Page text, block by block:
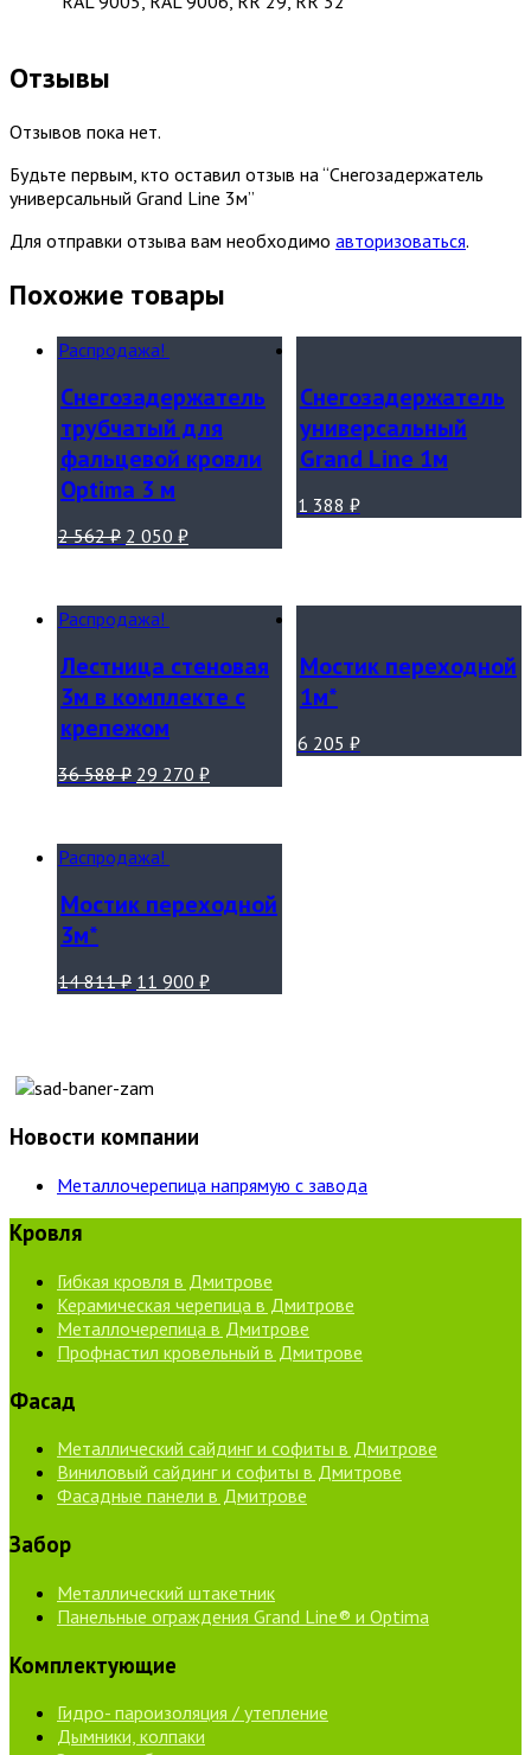
Отзывы
Отзывов пока нет.
Будьте первым, кто оставил отзыв на “Снегозадержатель
универсальный Grand Line 3м”
Для отправки отзыва вам необходимо авторизоваться.
Похожие товары
Распродажа!
Снегозадержатель
трубчатый для
фальцевой кровли
Optima 3 м
2 562₽ 2 050 ₽
Снегозадержатель
универсальный
Grand Line 1м
1 388 ₽
Распродажа!
Лестница стеновая
3м в комплекте с
крепежом
36 588₽ 29 270 ₽
Мостик переходной
1м*
6 205 ₽
Распродажа!
Мостик переходной
3м*
14 811₽ 11 900 ₽
Новости компании
Металлочерепица напрямую с завода
Кровля
Гибкая кровля в Дмитрове
Керамическая черепица в Дмитрове
Металлочерепица в Дмитрове
Профнастил кровельный в Дмитрове
Фасад
Металлический сайдинг и софиты в Дмитрове
Виниловый сайдинг и софиты в Дмитрове
Фасадные панели в Дмитрове
Забор
Металлический штакетник
Панельные ограждения Grand Line® и Optima
Комплектующие
Гидро- пароизоляция / утепление
Дымники, колпаки